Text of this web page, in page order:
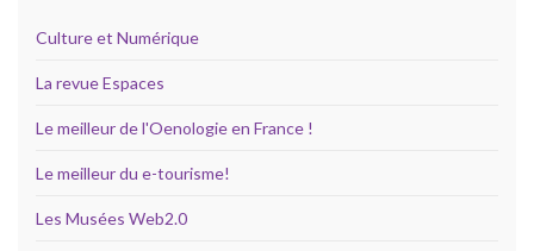
Culture et Numérique
La revue Espaces
Le meilleur de l'Oenologie en France !
Le meilleur du e-tourisme!
Les Musées Web2.0